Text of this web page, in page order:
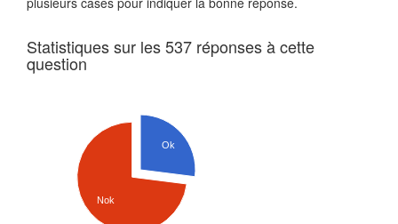
Statistiques sur les 537 réponses à cette
question
Ok
Nok